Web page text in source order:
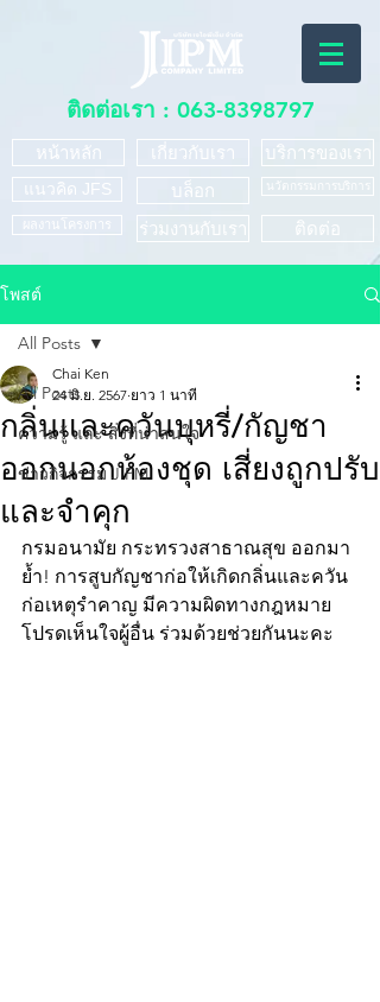
ติดต่อเรา : 063-8398797
หน้าหลัก
แนวคิด JFS
ผลงานโครงการ
เกี่ยวกับเรา
บล็อก
ร่วมงานกับเรา
บริการของเรา
นวัตกรรมการบริการ
ติดต่อ
โพสต์
All Posts
ความรู้ และ สิ่งที่น่าสนใจ
ข่าวกิจกรรม JIPM
All Posts
กลิ่นและควันบุหรี่/กัญชา
ออกนอกห้องชุด เสี่ยงถูกปรับ
และจำคุก
Chai Ken
24 มิ.ย. 2567 ยาว 1 นาที
กรมอนามัย กระทรวงสาธาณสุข ออกมา
ย้ำ! การสูบกัญชาก่อให้เกิดกลิ่นและควัน
ก่อเหตุรำคาญ มีความผิดทางกฎหมาย
โปรดเห็นใจผู้อื่น ร่วมด้วยช่วยกันนะคะ